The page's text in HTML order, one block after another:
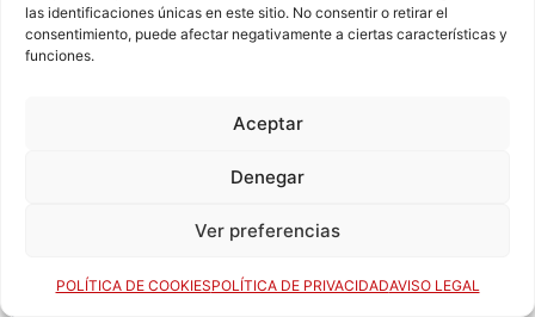
las identificaciones únicas en este sitio. No consentir o retirar el
consentimiento, puede afectar negativamente a ciertas características y
funciones.
Aceptar
Denegar
Ver preferencias
POLÍTICA DE COOKIESPOLÍTICA DE PRIVACIDADAVISO LEGAL
TEMPORADA 2003-04
TEMPORADA 2003-04